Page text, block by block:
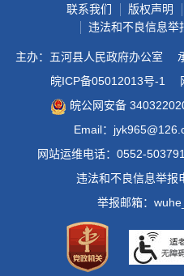
联系我们
版权声明
违法和不良信息举
主办：五河县人民政府办公室
皖ICP备05012013号-1
皖公网安备
Email：
网站运维电话：0552-
违法和不良信息举报
举报邮箱：